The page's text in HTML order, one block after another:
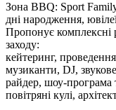
Зона BBQ: Sport
дні народження,
Пропонує комплексні
заходу:
кейтеринг,
музиканти, DJ,
райдер, шоу-програма
повітряні кулі,